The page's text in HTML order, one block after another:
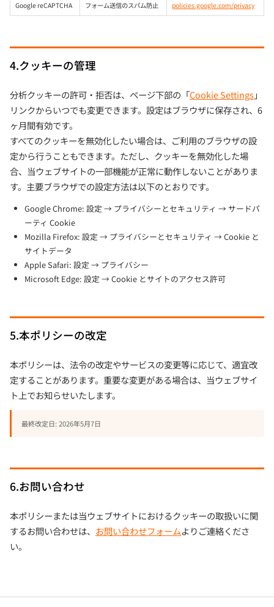
Google reCAPTCHA フォーム送信のスパム防止 policies.google.com/privacy
4.クッキーの管理
分析クッキーの許可・拒否は、ページ下部の「Cookie Settings」
リンクからいつでも変更できます。設定はブラウザに保存され、6
ヶ月間有効です。
すべてのクッキーを無効化したい場合は、ご利用のブラウザの設
定から行うこともできます。ただし、クッキーを無効化した場
合、当ウェブサイトの一部機能が正常に動作しないことがありま
す。主要ブラウザでの設定方法は以下のとおりです。
Google Chrome: 設定 → プライバシーとセキュリティ → サードパ
ーティ Cookie
Mozilla Firefox: 設定 → プライバシーとセキュリティ → Cookie と
サイトデータ
Apple Safari: 設定 → プライバシー
Microsoft Edge: 設定 → Cookie とサイトのアクセス許可
5.本ポリシーの改定
本ポリシーは、法令の改定やサービスの変更等に応じて、適宜改
定することがあります。重要な変更がある場合は、当ウェブサイ
ト上でお知らせいたします。
最終改定日: 2026年5月7日
6.お問い合わせ
本ポリシーまたは当ウェブサイトにおけるクッキーの取扱いに関
するお問い合わせは、 お問い合わせフォームよりご連絡くださ
い。